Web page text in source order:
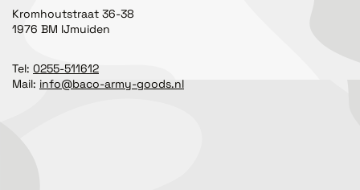
Kromhoutstraat 36-38
1976 BM IJmuiden
Tel: 0255-511612
Mail: info@baco-army-goods.nl